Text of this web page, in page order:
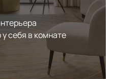
себя в комнате